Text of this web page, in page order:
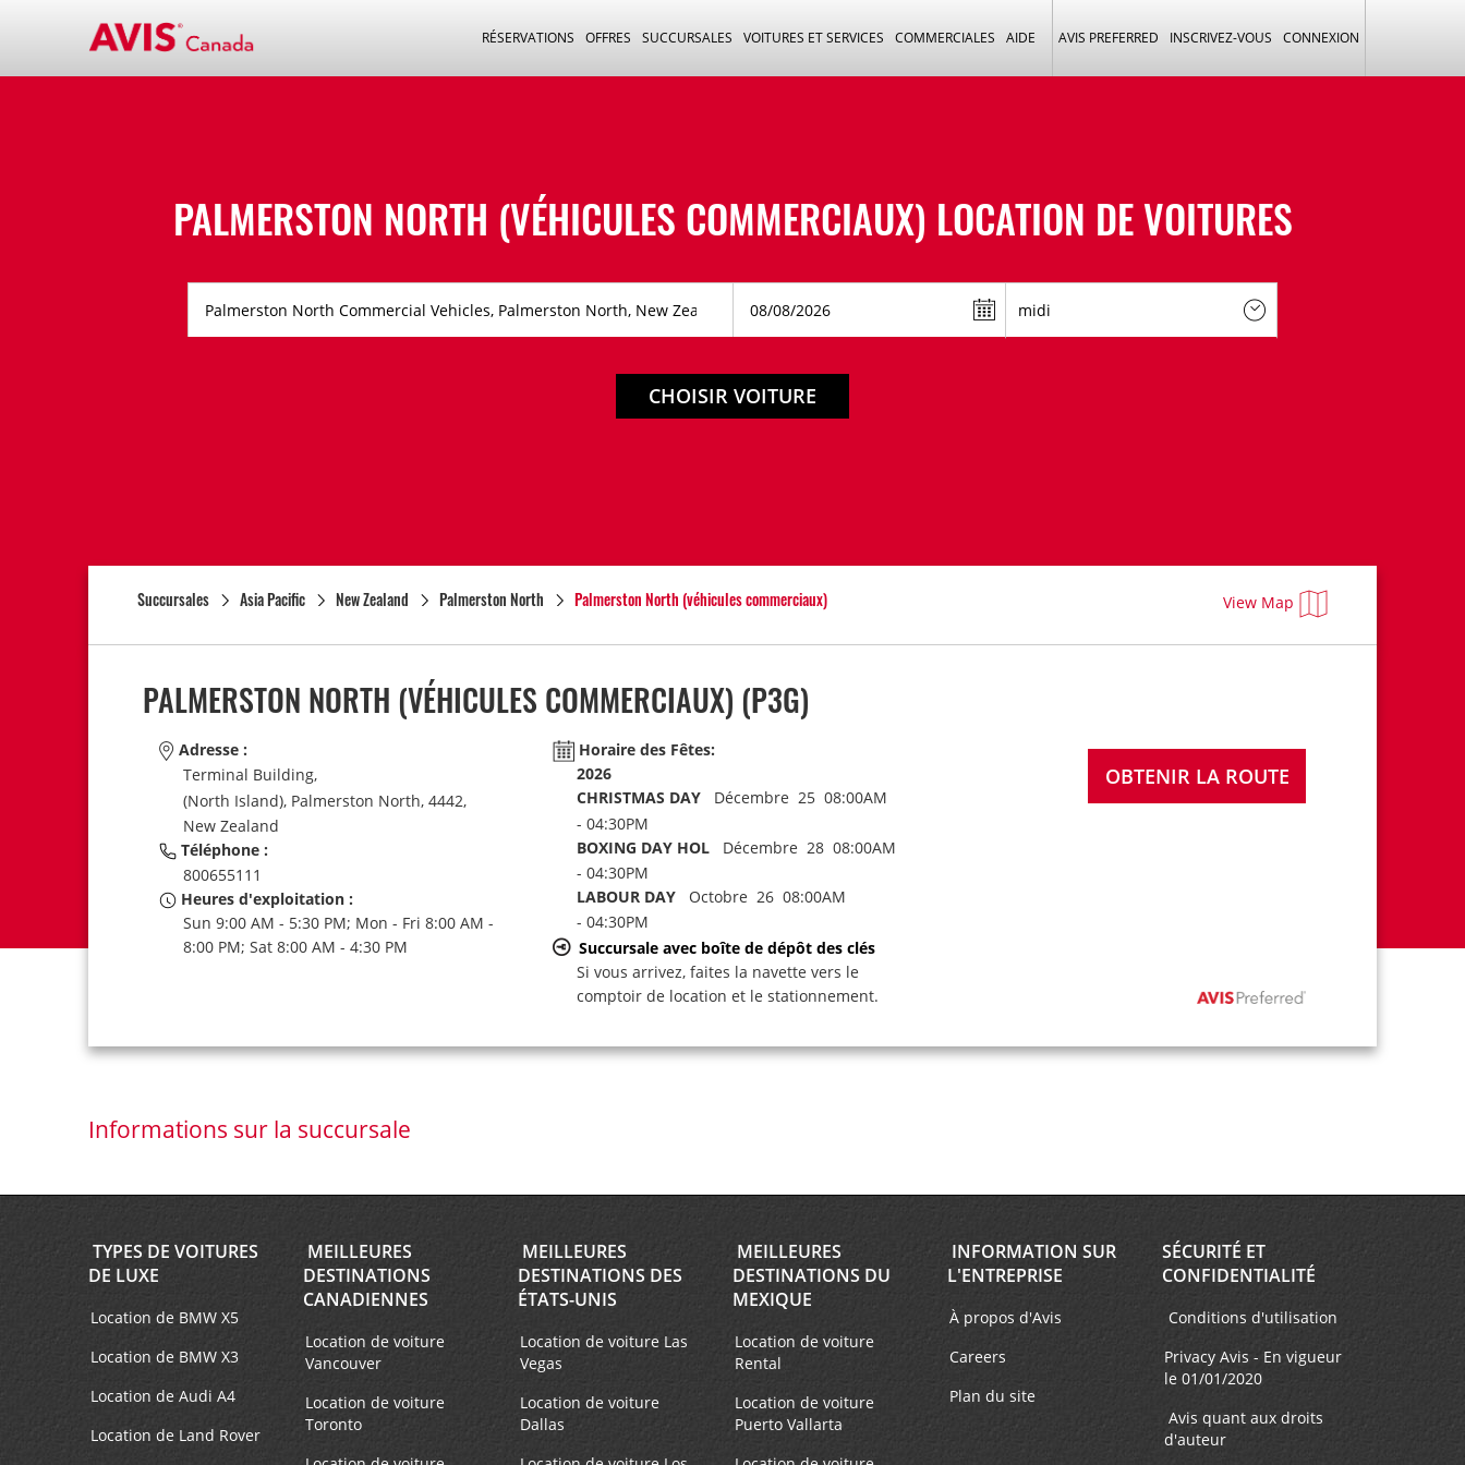
RÉSERVATIONS OFFRES SUCCURSALES VOITURES ET SERVICES COMMERCIALES AIDE AVIS PREFERRED INSCRIVEZ-VOUS CONNEXION
PALMERSTON NORTH (VÉHICULES COMMERCIAUX) LOCATION DE VOITURES
CHOISIR VOITURE
Succursales Asia Pacific New Zealand Palmerston North Palmerston North (véhicules commerciaux) View Map
PALMERSTON NORTH (VÉHICULES COMMERCIAUX) (P3G)
Adresse :
Terminal Building,
(North Island), Palmerston North, 4442,
New Zealand
Téléphone :
800655111
Heures d'exploitation :
Sun 9:00 AM - 5:30 PM; Mon - Fri 8:00 AM -
8:00 PM; Sat 8:00 AM - 4:30 PM
Horaire des Fêtes:
2026
CHRISTMAS DAYDécembre 25 08:00AM
- 04:30PM
BOXING DAY HOLDécembre 28 08:00AM
- 04:30PM
LABOUR DAYOctobre 26 08:00AM
- 04:30PM
Succursale avec boîte de dépôt des clés
Si vous arrivez, faites la navette vers le
comptoir de location et le stationnement.
OBTENIR LA ROUTE
Informations sur la succursale
TYPES DE VOITURES
DE LUXE
Location de BMW X5
Location de BMW X3
Location de Audi A4
Location de Land Rover
MEILLEURES
DESTINATIONS
CANADIENNES
Location de voiture
Vancouver
Location de voiture
Toronto
MEILLEURES
DESTINATIONS DES
ÉTATS-UNIS
Location de voiture Las
Vegas
Location de voiture
Dallas
MEILLEURES
DESTINATIONS DU
MEXIQUE
Location de voiture
Rental
Location de voiture
Puerto Vallarta
INFORMATION SUR
L'ENTREPRISE
À propos d'Avis
Careers
Plan du site
SÉCURITÉ ET
CONFIDENTIALITÉ
Conditions d'utilisation
Privacy Avis - En vigueur
le 01/01/2020
Avis quant aux droits
d'auteur